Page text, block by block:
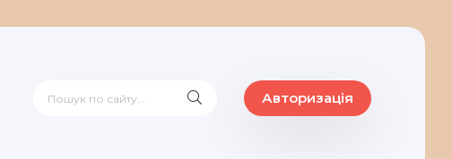
Авторизація